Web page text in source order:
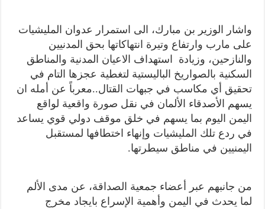
واشار الوزير بن مبارك، الى استمرار عدوان المليشيات
على مارب وارتفاع وتيرة انتهاكاتها بحق المدنيين
والنازحين، وزيادة استهداف الاعيان المدنية والمناطق
السكنية بالصواريخ الباليستية لتغطية عجزها التام في
تحقيق أي مكاسب في جبهات القتال..معرباً عن أمله ان
يسهم الأصدقاء الألمان في نقل صورة واقعية لواقع
اليمن اليوم بما يسهم في خلق موقف دولي قوي يساعد
في ردع تلك المليشيات وإنهاء اختطافها لمستقبل
اليمنيين في مناطق سيطرتها.
من جانبهم عبر أعضاء جمعية الصداقة، عن مدى الألم
لما يحدث في اليمن وأهمية الإسراع بايجاد مخرج